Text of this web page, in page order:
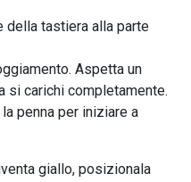
della tastiera alla parte
Aspetta un
si carichi completamente.
penna per iniziare a
giallo, posizionala